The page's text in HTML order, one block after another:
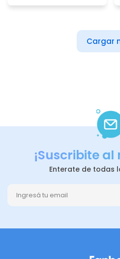
Cargar
¡Suscribite
Enterate de todas